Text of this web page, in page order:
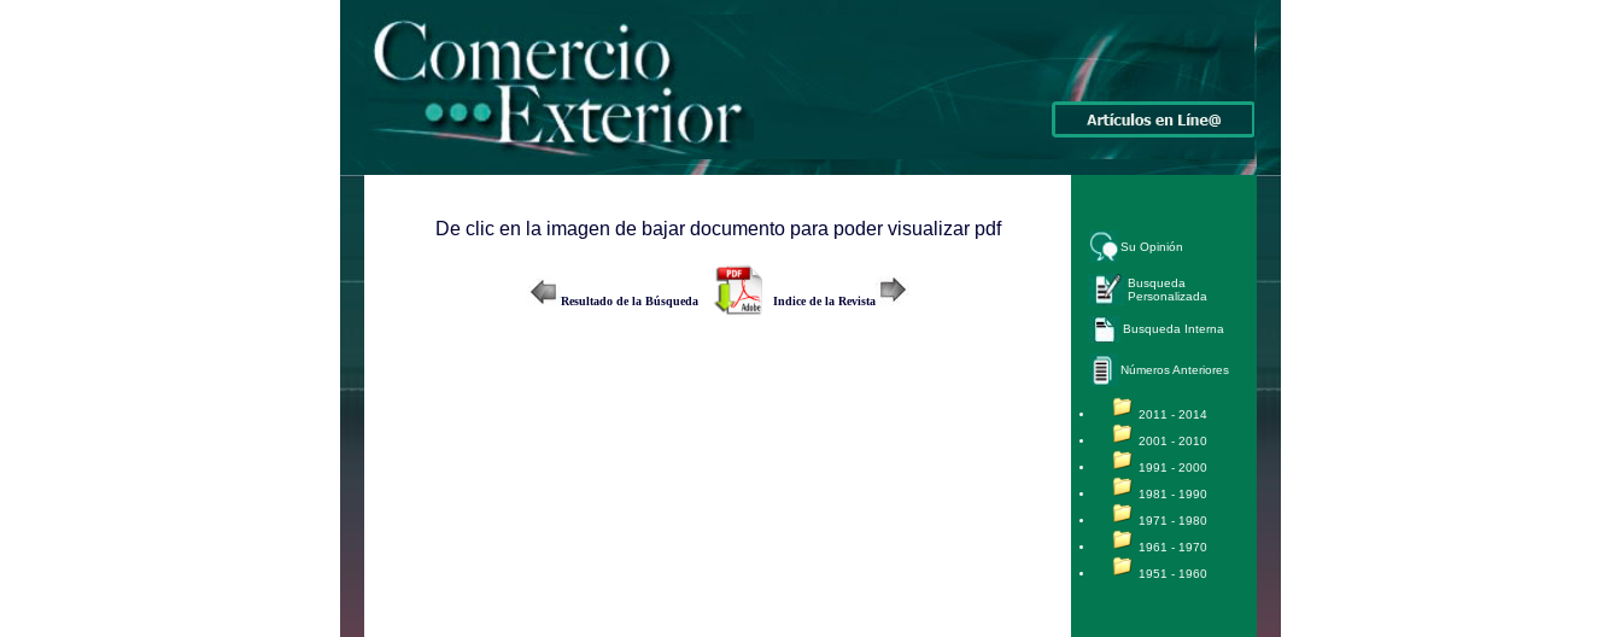
De clic en la imagen de bajar documento para poder visualizar pdf
Resultado de la Búsqueda Indice de la Revista
Su Opinión
Busqueda
Personalizada
Busqueda Interna
Números Anteriores
2011 - 2014
2001 - 2010
1991 - 2000
1981 - 1990
1971 - 1980
1961 - 1970
1951 - 1960